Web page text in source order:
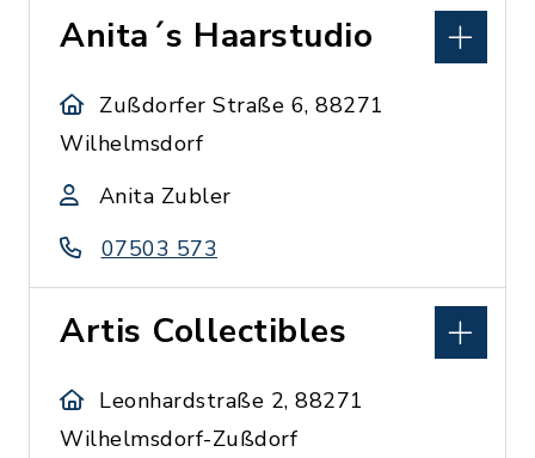
Anita´s Haarstudio
Zußdorfer Straße 6, 88271
Wilhelmsdorf
Anita Zubler
07503 573
Artis Collectibles
Leonhardstraße 2, 88271
Wilhelmsdorf-Zußdorf